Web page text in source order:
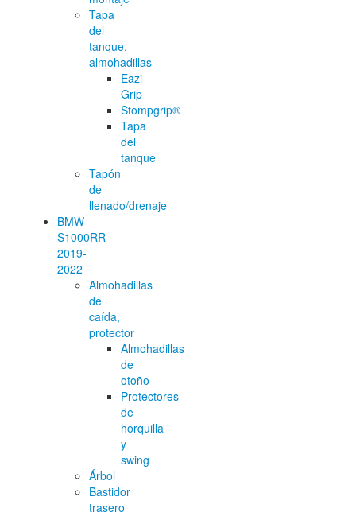
Tapa
del
tanque,
almohadillas
Eazi-
Grip
Stompgrip®
Tapa
del
tanque
Tapón
de
llenado/drenaje
BMW
S1000RR
2019-
2022
Almohadillas
de
caída,
protector
Almohadillas
de
otoño
Protectores
de
horquilla
y
swing
Árbol
Bastidor
trasero